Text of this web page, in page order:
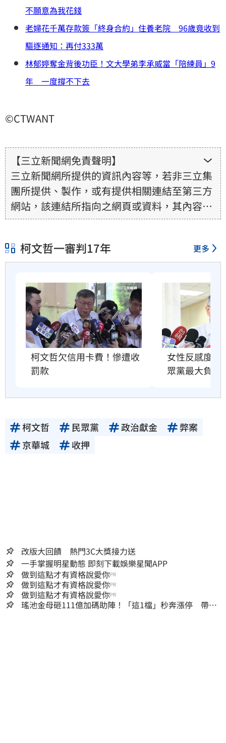
不願意為我花錢
老婦花千萬存款簽「終身合約」住養老院 96歲竟收到
驅逐通知：再付333萬
林郁婷奪金背後功臣！文大學弟李承威當「陪練員」9
年 一度撐不下去
©CTWANT
【三立新聞網免責聲明】
三立新聞網所提供的資訊內容等，若非三立集
團所提供、製作，或有提供相關連結至第三方
網站，該連結所指向之網頁或資料，其內容均
為所連結網站提供，相關權利均為該網站、內
其真實性、正確性、即時性、完整性或合法
性。三立新聞網所提供的資訊內容，若其著作
權不屬於三立集團所有，使用者未取得內容提
供者（著作權人）許可之前，亦不得擅自轉
貼、重製、變更、散布，否則概由使用者自負
全責。
柯文哲一審判17年 更多
柯文哲欠信用卡費！慘遭收
罰款
女性反感度破
眾黨最大負資
柯文哲 民眾黨 政治獻金
弊案
京華城
收押
改版大回饋 熱門3C大獎接力送
一手掌握明星動態 即刻下載娛樂星聞APP
做到這點才有資格說愛你PR
做到這點才有資格說愛你PR
做到這點才有資格說愛你PR
瑤池金母砸111億加碼助陣！「這1檔」秒奔漲停 帶領